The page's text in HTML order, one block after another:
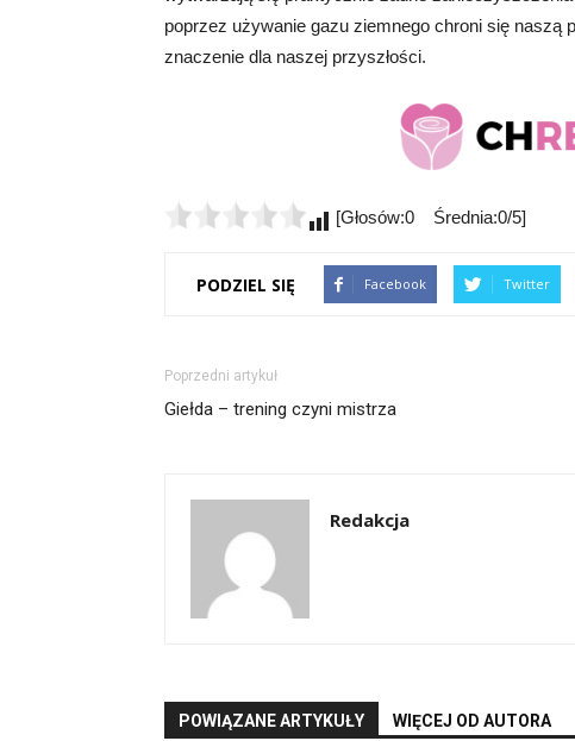
poprzez używanie gazu ziemnego chroni się
znaczenie dla naszej przyszłości.
[Głosów:0 Średnia:0/5]
PODZIEL SIĘ Facebook Twitter
Poprzedni artykuł
Giełda – trening czyni mistrza
Redakcja
POWIĄZANE ARTYKUŁY WIĘCEJ OD AUTORA